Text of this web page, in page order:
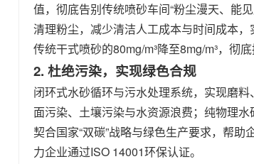
值，彻底告别传统喷砂车间“粉尘漫天、能
清理粉尘，减少清洁人工成本与时间成本
传统干式喷砂的80mg/m³降至8mg/m³，彻
2. 杜绝污染，实现绿色合规
闭环式水砂循环与污水处理系统，实现磨
面污染、土壤污染与水资源浪费；纯物理
契合国家“双碳”战略与绿色生产要求，帮
力企业通过ISO 14001环保认证。